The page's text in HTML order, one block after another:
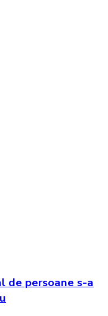
de persoane s-a